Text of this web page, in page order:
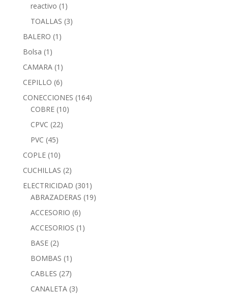
reactivo (1)
TOALLAS (3)
BALERO (1)
Bolsa (1)
CAMARA (1)
CEPILLO (6)
CONECCIONES (164)
COBRE (10)
CPVC (22)
PVC (45)
COPLE (10)
CUCHILLAS (2)
ELECTRICIDAD (301)
ABRAZADERAS (19)
ACCESORIO (6)
ACCESORIOS (1)
BASE (2)
BOMBAS (1)
CABLES (27)
CANALETA (3)